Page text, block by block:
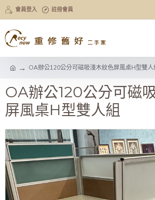
會員登入 註冊會員
OA辦公120公分可磁吸淺木紋色屏風桌H型雙人
OA辦公120公分可磁
屏風桌H型雙人組